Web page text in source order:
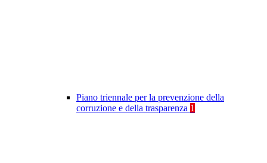
Piano triennale per la prevenzione della
corruzione e della trasparenza 1